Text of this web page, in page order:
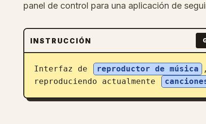
panel de control para una aplicación de
INSTRUCCIÓN
Interfaz de reproductor de música
reproduciendo actualmente